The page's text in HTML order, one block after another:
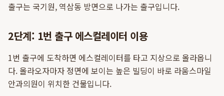
출구는 국기원, 역삼동 방면으로 나가는 출구입니다.
2단계: 1번 출구 에스컬레이터 이용
1번 출구에 도착하면 에스컬레이터를 타고 지상으로 올라옵니
다. 올라오자마자 정면에 보이는 높은 빌딩이 바로 라움스마일
안과의원이 위치한 건물입니다.